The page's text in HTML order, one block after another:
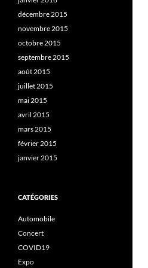
décembre 2015
novembre 2015
octobre 2015
septembre 2015
août 2015
juillet 2015
mai 2015
avril 2015
mars 2015
février 2015
janvier 2015
CATÉGORIES
Automobile
Concert
COVID19
Expo